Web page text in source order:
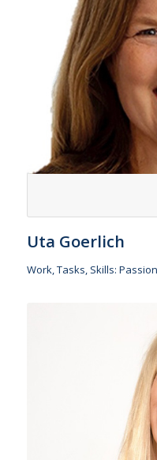
Uta Goerlich
Work, Tasks, Skills: